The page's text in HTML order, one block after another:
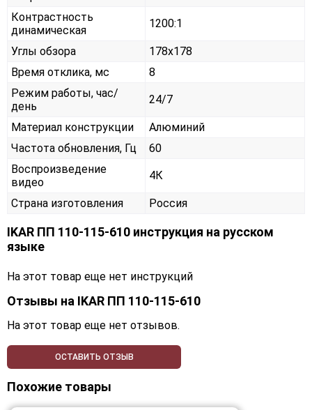
Контрастность
динамическая
1200:1
Углы обзора
178x178
Время отклика, мс
8
Режим работы, час/
день
24/7
Материал конструкции
Алюминий
Частота обновления, Гц
60
Воспроизведение
видео
4К
Страна изготовления Россия
IKAR ПП 110-115-610 инструкция на русском
языке
На этот товар еще нет инструкций
Отзывы на IKAR ПП 110-115-610
На этот товар еще нет отзывов.
ОСТАВИТЬ ОТЗЫВ
Похожие товары